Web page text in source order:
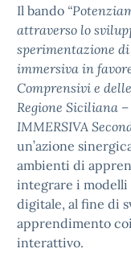
Il bando
attraverso lo
sperimentazione
immersiva in
Comprensivi e
Regione Siciliana
IMMERSIVA
un’azione
ambienti di
integrare i
digitale, al fine di
apprendimento
interattivo.